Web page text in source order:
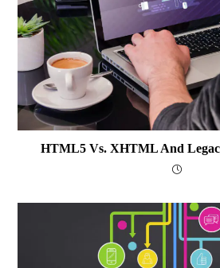
HTML5 Vs. XHTML And